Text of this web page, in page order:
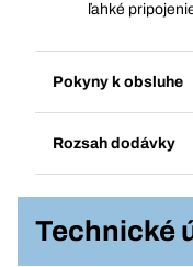
ľahké
Pokyny k obsluhe
Rozsah dodávky
Technické